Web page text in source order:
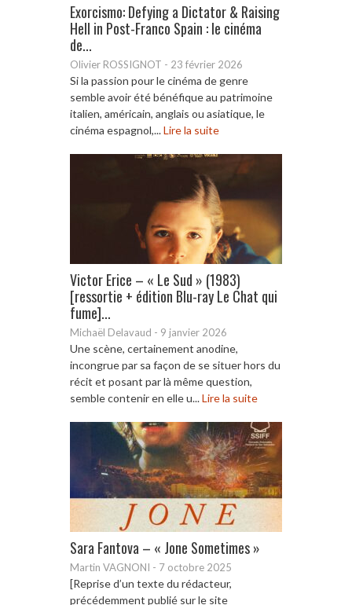
Exorcismo: Defying a Dictator & Raising
Hell in Post-Franco Spain : le cinéma
de...
Olivier ROSSIGNOT - 23 février 2026
Si la passion pour le cinéma de genre
semble avoir été bénéfique au patrimoine
italien, américain, anglais ou asiatique, le
cinéma espagnol,...Lire la suite
Victor Erice – « Le Sud » (1983)
[ressortie + édition Blu-ray Le Chat qui
fume]...
Michaël Delavaud - 9 janvier 2026
Une scène, certainement anodine,
incongrue par sa façon de se situer hors du
récit et posant par là même question,
semble contenir en elle u...Lire la suite
Sara Fantova – « Jone Sometimes »
Martin VAGNONI - 7 octobre 2025
[Reprise d’un texte du rédacteur,
précédemment publié sur le site